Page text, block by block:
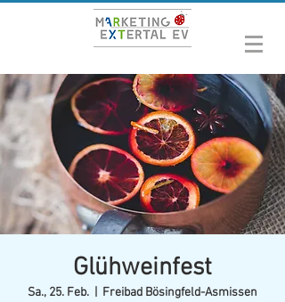
Glühweinfest
Sa., 25. Feb. Freibad Bösingfeld-Asmissen